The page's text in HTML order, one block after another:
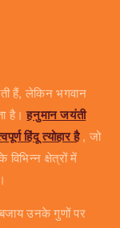
हैं, लेकिन भगवान
है।हनुमान जयंती
हिंदू त्योहार है, जो
क्षेत्रों में
उनके गुणों पर